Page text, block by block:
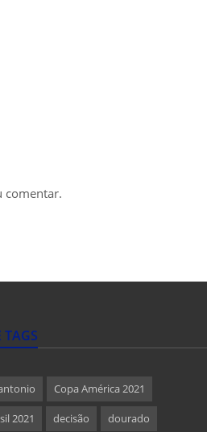
comentar.
Copa América 2021
2021 decisão dourado